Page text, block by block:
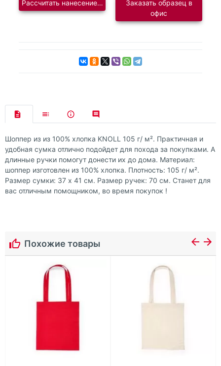
Рассчитать нанесение логотипаЗаказать образец в
офис
Шоппер из из 100% хлопка KNOLL 105 г/ м². Практичная и
удобная сумка отлично подойдет для похода за покупками. А
длинные ручки помогут донести их до дома. Материал:
шоппер изготовлен из 100% хлопка. Плотность: 105 г/ м².
Размер сумки: 37 х 41 см. Размер ручек: 70 см. Cтанет для
вас отличным помощником, во время покупок !
Похожие товары